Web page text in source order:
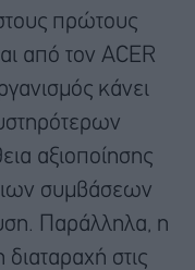
πρώτους
από τον ACER
κάνει
αξιοποίησης
συμβάσεων
Παράλληλα, η
στις